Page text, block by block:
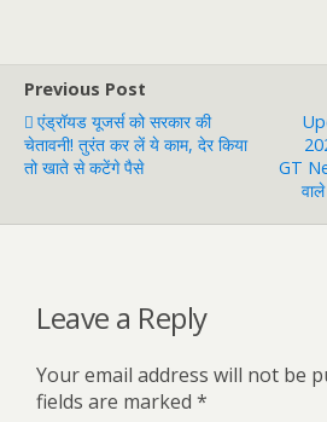
Previous Post
एंड्रॉयड यूजर्स को सरकार की
चेतावनी! तुरंत कर लें ये काम, देर किया
तो खाते से कटेंगे पैसे
GT
Leave a Reply
Your email address will not be
fields are marked *